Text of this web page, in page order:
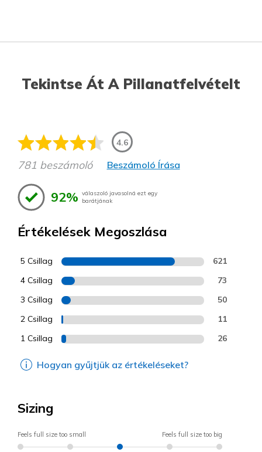
Tekintse Át A Pillanatfelvételt
4.6
781 beszámoló Beszámoló Írása
92% válaszoló javasolná ezt egy
barátjának
Értékelések Megoszlása
5 Csillag 621
4 Csillag 73
3 Csillag 50
2 Csillag 11
1 Csillag 26
Hogyan gyűjtjük az értékeléseket?
Sizing
Feels full size too small Feels full size too big